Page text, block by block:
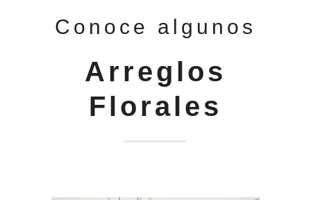
Conoce algunos
Arreglos
Florales